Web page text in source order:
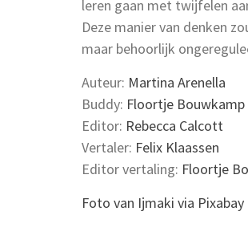
leren gaan met twijfelen
Deze manier van denken
maar behoorlijk
Auteur: Martina Arenella
Buddy: Floortje Bouwkamp
Editor: Rebecca Calcott
Vertaler: Felix Klaassen
Editor vertaling: Floortje
Foto van Ijmaki via Pixabay